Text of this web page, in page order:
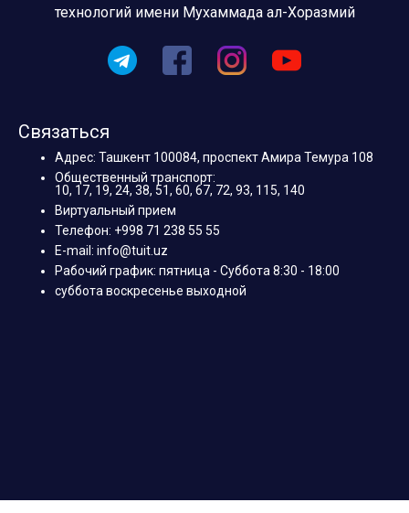
технологий имени Мухаммада ал-Хоразмий
Связаться
Адрес: Ташкент 100084, проспект Амира Темура 108
Общественный транспорт:
10, 17, 19, 24, 38, 51, 60, 67, 72, 93, 115, 140
Виртуальный прием
Телефон: +998 71 238 55 55
E-mail: info@tuit.uz
Рабочий график: пятница - Суббота 8:30 - 18:00
суббота воскресенье выходной